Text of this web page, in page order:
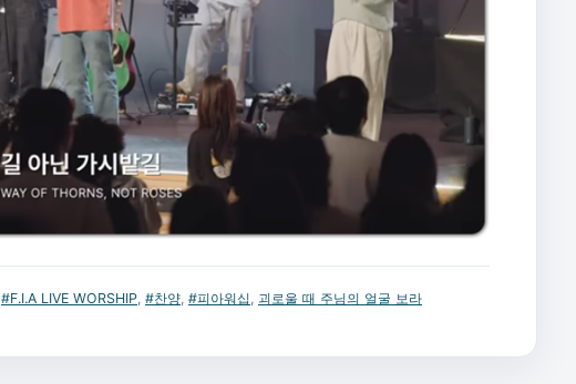
#F.I.A LIVE WORSHIP #찬양 #피아워십 괴로울 때 주님의 얼굴 보라